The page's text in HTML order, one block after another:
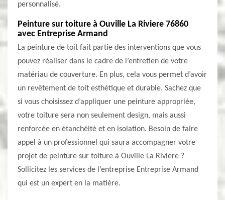
personnalisé.
Peinture sur toiture à Ouville La Riviere 76860
avec Entreprise Armand
La peinture de toit fait partie des interventions que vous
pouvez réaliser dans le cadre de l’entretien de votre
matériau de couverture. En plus, cela vous permet d’avoir
un revêtement de toit esthétique et durable. Sachez que
si vous choisissez d’appliquer une peinture appropriée,
votre toiture sera non seulement design, mais aussi
renforcée en étanchéité et en isolation. Besoin de faire
appel à un professionnel qui saura accompagner votre
projet de peinture sur toiture à Ouville La Riviere ?
Sollicitez les services de l’entreprise Entreprise Armand
qui est un expert en la matière.